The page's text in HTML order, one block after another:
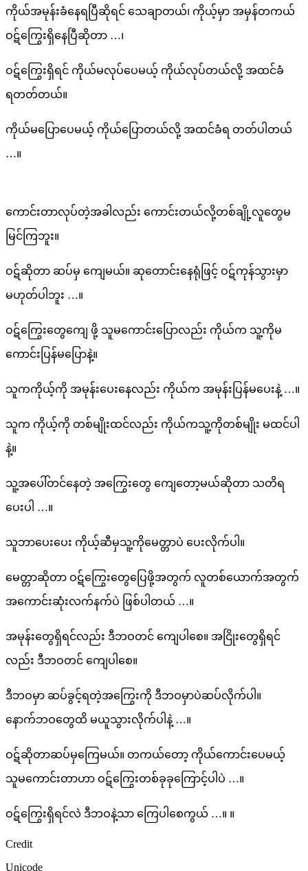
ကိုယ်အမုန်းခံနေရပြီဆိုရင် သေချာတယ်၊ ကိုယ့်မှာ အမှန်တကယ်
ဝဋ်ကြွေးရှိနေပြီဆိုတာ …၊
ဝဋ်ကြွေးရှိရင် ကိုယ်မလုပ်ပေမယ့် ကိုယ်လုပ်တယ်လို့ အထင်ခံ
ရတတ်တယ်။
ကိုယ်မပြောပေမယ့် ကိုယ်ပြောတယ်လို့ အထင်ခံရ တတ်ပါတယ်
…။
ကောင်းတာလုပ်တဲ့အခါလည်း ကောင်းတယ်လို့တစ်ချို့လူတွေမ
မြင်ကြဘူး။
ဝဋ်ဆိုတာ ဆပ်မှ ကျေမယ်။ ဆုတောင်းနေရုံဖြင့် ဝဋ်ကုန်သွားမှာ
မဟုတ်ပါဘူး …။
ဝဋ်ကြွေးတွေကျေ ဖို့ သူမကောင်းပြောလည်း ကိုယ်က သူ့ကိုမ
ကောင်းပြန်မပြောနဲ့။
သူကကိုယ့်ကို အမုန်းပေးနေလည်း ကိုယ်က အမုန်းပြန်မပေးနဲ့ …။
သူက ကိုယ့်ကို တစ်မျိုးထင်လည်း ကိုယ်ကသူ့ကိုတစ်မျိုး မထင်ပါ
နဲ့။
သူ့အပေါ်တင်နေတဲ့ အကြွေးတွေ ကျေတော့မယ်ဆိုတာ သတိရ
ပေးပါ …။
သူဘာပေးပေး ကိုယ့်ဆီမှသူ့ကိုမေတ္တာပဲ ပေးလိုက်ပါ။
မေတ္တာဆိုတာ ဝဋ်ကြွေးတွေပြေဖို့အတွက် လူတစ်ယောက်အတွက်
အကောင်းဆုံးလက်နက်ပဲ ဖြစ်ပါတယ် …။
အမုန်းတွေရှိရင်လည်း ဒီဘဝတင် ကျေပါစေ။ အငြိုးတွေရှိရင်
လည်း ဒီဘဝတင် ကျေပါစေ။
ဒီဘဝမှာ ဆပ်ခွင့်ရတဲ့အကြွေးကို ဒီဘဝမှာပဲဆပ်လိုက်ပါ။
နောက်ဘဝတွေထိ မယူသွားလိုက်ပါနဲ့ …။
ဝဋ်ဆိုတာဆပ်မှကြေမယ်။ တကယ်တော့ ကိုယ်ကောင်းပေမယ့်
သူမကောင်းတာဟာ ဝဋ်ကြွေးတစ်ခုခုကြောင့်ပါပဲ …။
ဝဋ်ကြွေးရှိရင်လဲ ဒီဘဝနဲ့သာ ကြေပါစေကွယ် …။ ။
Credit
Unicode